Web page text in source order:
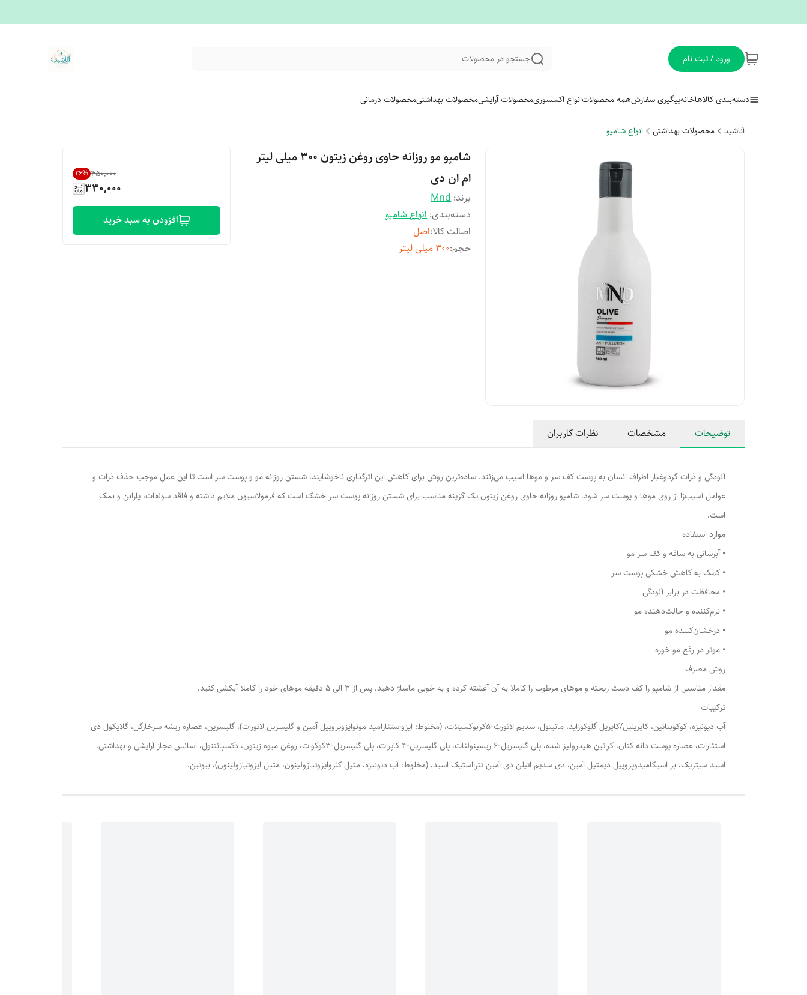
ورود / ثبت نام جستجو در محصولات
دسته‌بندی کالاهاخانهپیگیری سفارشهمه محصولاتانواع اکسسوریمحصولات آرایشیمحصولات بهداشتیمحصولات درمانی
آناشید محصولات بهداشتی انواع شامپو
شامپو مو روزانه حاوی روغن زیتون ۳۰۰ میلی لیتر
ام ان دی
برند:Mnd
دسته‌بندی:انواع شامپو
اصالت کالا:اصل
حجم:۳۰۰ میلی لیتر
۴۵۰٬۰۰۰ 26%
330,000
افزودن به سبد خرید
توضیحات مشخصات نظرات کاربران
آلودگی و ذرات گردوغبار اطراف انسان به پوست کف سر و موها آسیب می‌زنند. ساده‌ترین روش برای کاهش این اثرگذاری ناخوشایند، شستن روزانه مو و پوست سر است تا این عمل موجب حذف ذرات و
عوامل آسیب‌زا از روی موها و پوست سر شود. شامپو روزانه حاوی روغن زیتون یک گزینه مناسب برای شستن روزانه پوست سر خشک است که فرمولاسیون ملایم داشته و فاقد سولفات، پارابن و نمک
است.
موارد استفاده
• آبرسانی به ساقه و کف سر مو
• کمک به کاهش خشکی پوست سر
• محافظت در برابر آلودگی
• نرم‌کننده و حالت‌دهنده مو
• درخشان‌کننده مو
• موثر در رفع مو خوره
روش مصرف
مقدار مناسبی از شامپو را کف دست ریخته و موهای مرطوب را کاملا به آن آغشته کرده و به خوبی ماساژ دهید. پس از 3 الی 5 دقیقه موهای خود را کاملا آبکشی کنید.
ترکیبات
آب دیونیزه، کوکوبتائین، کاپریلیل/کاپریل گلوکوزاید، مانیتول، سدیم لائورث-5کربوکسیلات، (مخلوط: ایزواستئارامید مونوایزوپروپیل آمین و گلیسریل لائورات)، گلیسرین، عصاره ریشه سرخارگل، گلایکول دی
استئارات، عصاره پوست دانه کتان، کراتین هیدرولیز شده، پلی گلیسریل-6 ریسینولئات، پلی گلیسریل-4 کاپرات، پلی گلیسریل-3کوکوات، روغن میوه زیتون، دکسپانتنول، اسانس مجاز آرایشی و بهداشتی،
اسید سیتریک، بر اسیکامیدوپروپیل دیمتیل آمین، دی سدیم اتیلن دی آمین تترااستیک اسید، (مخلوط: آب دیونیزه، متیل کلروایزوتیازولینون، متیل ایزوتیازولینون)، بیوتین.